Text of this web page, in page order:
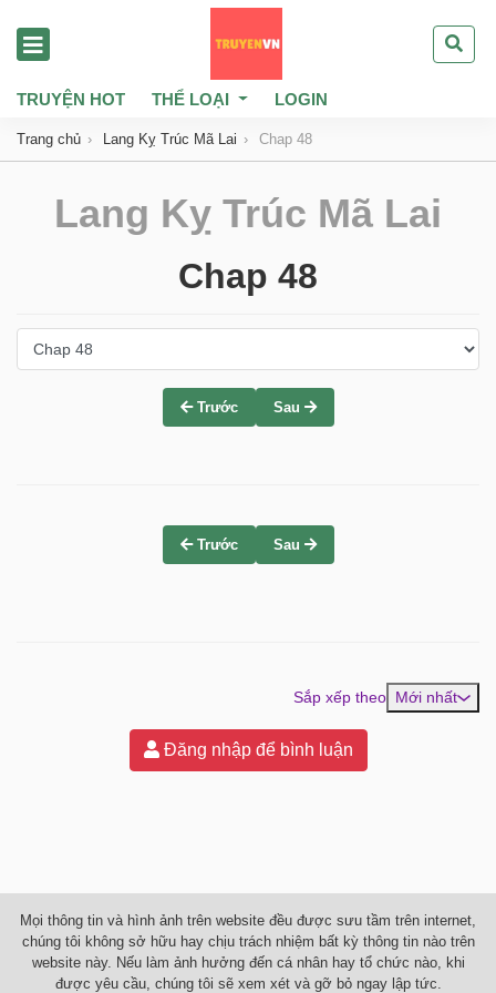
TRUYỆN HOT THỂ LOẠI LOGIN
Trang chủ Lang Kỵ Trúc Mã Lai Chap 48
Lang Kỵ Trúc Mã Lai
Chap 48
Trước Sau
Trước Sau
Sắp xếp theo Mới nhất
Đăng nhập để bình luận
Mọi thông tin và hình ảnh trên website đều được sưu tầm trên internet,
chúng tôi không sở hữu hay chịu trách nhiệm bất kỳ thông tin nào trên
website này. Nếu làm ảnh hưởng đến cá nhân hay tổ chức nào, khi
được yêu cầu, chúng tôi sẽ xem xét và gỡ bỏ ngay lập tức.